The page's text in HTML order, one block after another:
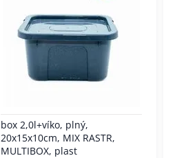
box 2,0l+víko, plný,
20x15x10cm, MIX RASTR,
MULTIBOX, plast